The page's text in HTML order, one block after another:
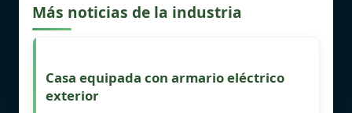
Más noticias de la industria
Casa equipada con armario eléctrico
exterior